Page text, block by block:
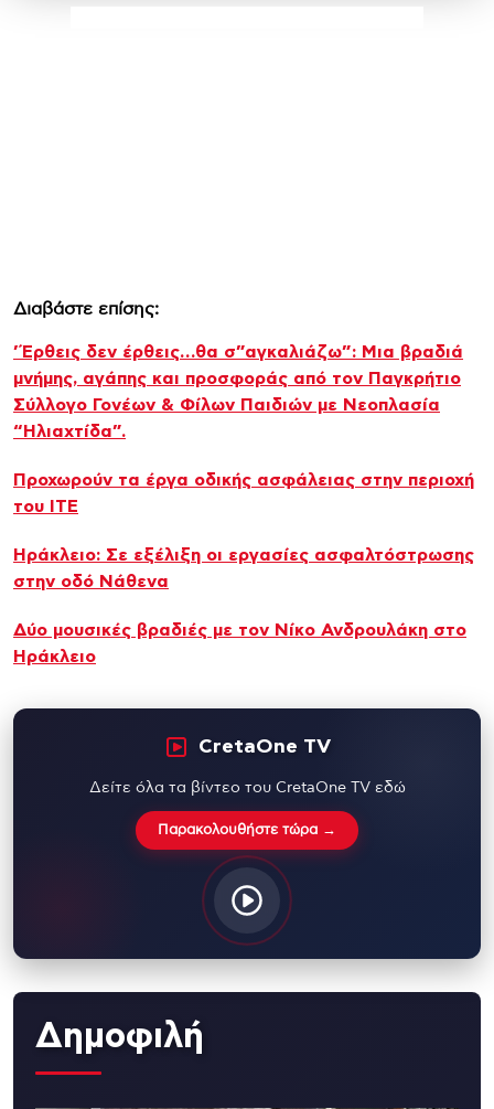
Διαβάστε επίσης:
’Έρθεις δεν έρθεις…θα σ”αγκαλιάζω”: Μια βραδιά
μνήμης, αγάπης και προσφοράς από τον Παγκρήτιο
Σύλλογο Γονέων & Φίλων Παιδιών με Νεοπλασία
“Ηλιαχτίδα”.
Προχωρούν τα έργα οδικής ασφάλειας στην περιοχή
του ΙΤΕ
Ηράκλειο: Σε εξέλιξη οι εργασίες ασφαλτόστρωσης
στην οδό Νάθενα
Δύο μουσικές βραδιές με τον Νίκο Ανδρουλάκη στο
Ηράκλειο
CretaOne TV
Δείτε όλα τα βίντεο του CretaOne TV εδώ
Παρακολουθήστε τώρα →
Δημοφιλή